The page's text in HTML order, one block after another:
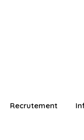
Recrutement